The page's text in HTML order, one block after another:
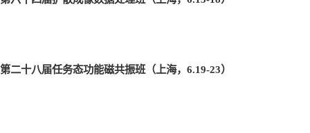
第二十八届任务态功能磁共振班（上海，6.19-23）